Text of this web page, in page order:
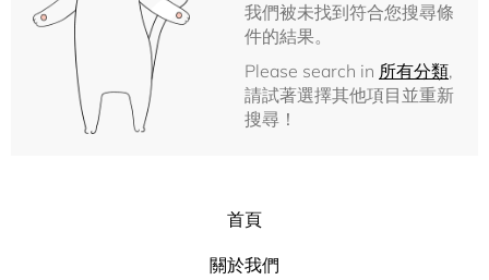
我們被未找到符合您搜尋條
件的結果。
Please search in 所有分類,
請試著選擇其他項目並重新
搜尋！
首頁
關於我們